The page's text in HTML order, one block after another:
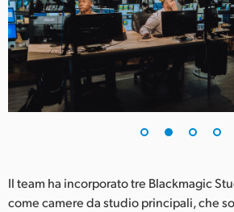
United Kingdom
United States
Il team ha incorporato tre Blackmagic
come camere da studio principali, che